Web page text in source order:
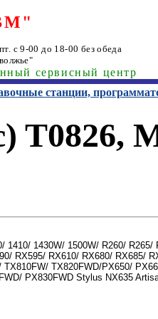
с 9-00 до 18-00 без обеда
сервисный центр
станции,
T0826,
1430W/ 1500W/ R260/ R265/
RX595/ RX610/ RX680/ RX685/
TX820FWD/PX650/
PX830FWD Stylus NX635